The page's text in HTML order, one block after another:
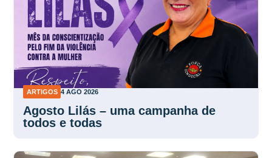
ARTIGOS 4 AGO 2026
Agosto Lilás – uma campanha de
todos e todas